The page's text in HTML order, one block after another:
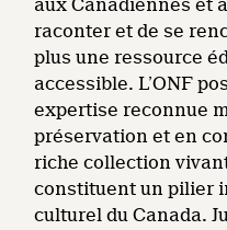
aux Canadiennes et
raconter et de se
plus une ressource
accessible. L’ONF
expertise reconnue
préservation et en
riche collection
constituent un pilier
culturel du Canada.